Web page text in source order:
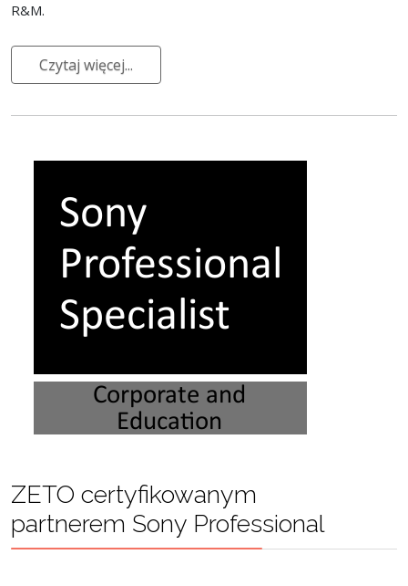
R&M.
Czytaj więcej...
ZETO certyfikowanym
partnerem Sony Professional